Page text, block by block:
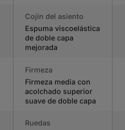
Cojín del asiento
Espuma viscoelástica
de doble capa
mejorada
Firmeza
Firmeza media con
acolchado superior
suave de doble capa
Ruedas